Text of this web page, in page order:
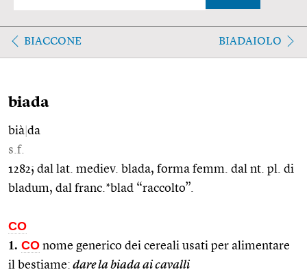
BIACCONE BIADAIOLO
biada
bià da
s.f.
1282; dal lat. mediev. blada, forma femm. dal nt. pl. di
bladum, dal franc.*blad “raccolto”.
CO
1. CO nome generico dei cereali usati per alimentare
il bestiame: dare la biada ai cavalli